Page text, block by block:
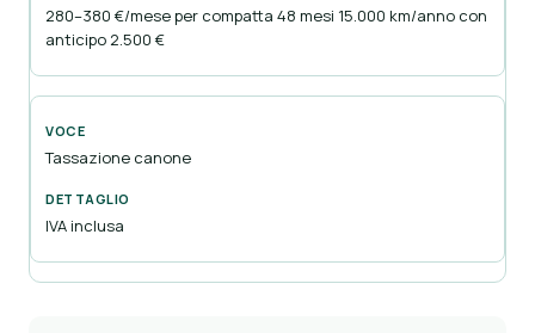
280–380 €/mese per compatta 48 mesi 15.000 km/anno con
anticipo 2.500 €
Tassazione canone
IVA inclusa